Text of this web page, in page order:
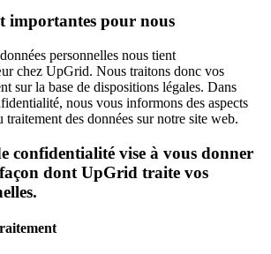
importantes pour nous
personnelles nous tient
chez UpGrid. Nous traitons donc vos
sur la base de dispositions légales. Dans
nous vous informons des aspects
traitement des données sur notre site web.
confidentialité vise à vous donner
dont UpGrid traite vos